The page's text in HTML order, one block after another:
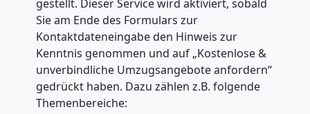
gestellt. Dieser Service wird aktiviert, sobald
Sie am Ende des Formulars zur
Kontaktdateneingabe den Hinweis zur
Kenntnis genommen und auf „Kostenlose &
unverbindliche Umzugsangebote anfordern“
gedrückt haben. Dazu zählen z.B. folgende
Themenbereiche: